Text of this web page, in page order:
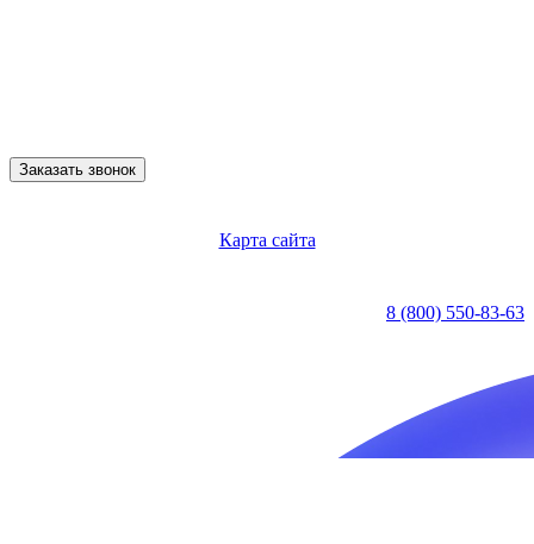
Заказать звонок
Карта сайта
8 (800) 550-83-63